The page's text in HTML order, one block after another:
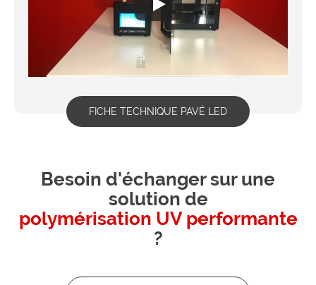
FICHE TECHNIQUE PAVÉ LED
Besoin d'échanger sur une
solution de
polymérisation UV performante
?